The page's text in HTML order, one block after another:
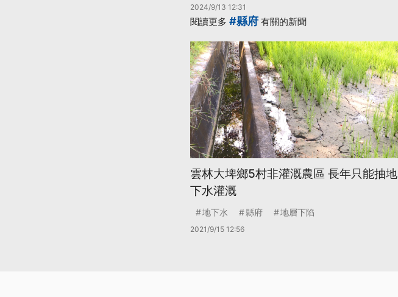
2024/9/13 12:31
閱讀更多 #縣府 有關的新聞
雲林大埤鄉5村非灌溉農區 長年只能抽地
下水灌溉
地下水 縣府 地層下陷
2021/9/15 12:56